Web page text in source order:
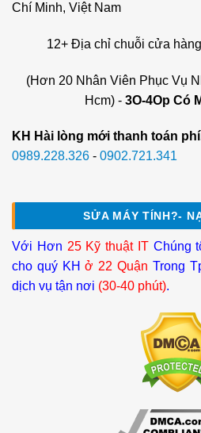
Chí Minh, Việt Nam
12+ Địa chỉ chuỗi cửa
(Hơn 20 Nhân Viên Phục Vụ
Hcm) - 3O-4Op Có
KH Hài lòng mới thanh toán
0989.228.326 - 0902.721.341
SỬA MÁY TÍNH?-
Với Hơn 25 Kỹ thuật ITChúng
cho quý KHở 22 Quận Trong
dịch vụ tận nơi (30-40 phút).